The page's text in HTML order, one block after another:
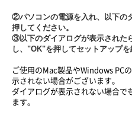
②パソコンの電源を入れ、以下の
押してください。
③以下のダイアログが表示され
し、"OK"を押してセットアップを
ご使用のMac製品やWindows PC
示されない場合がございます。
ダイアログが表示されない場合で
ます。